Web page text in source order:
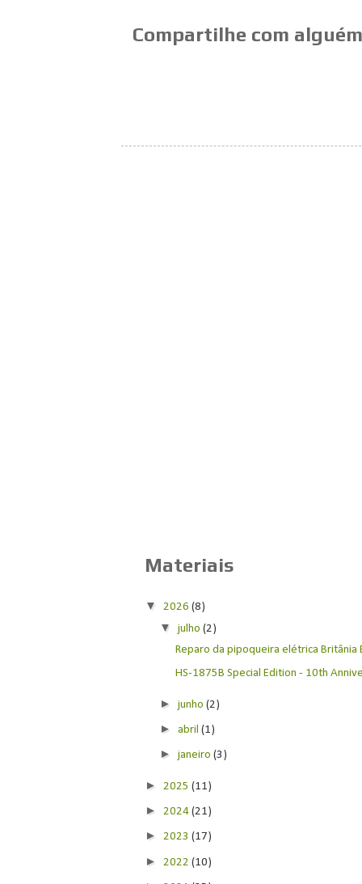
Compartilhe com
Materiais
▼ 2026(8)
▼julho(2)
Reparo da pipoqueira elétrica Britânia
HS-1875B Special Edition - 10th
►junho(2)
►abril(1)
►janeiro(3)
► 2025(11)
► 2024(21)
► 2023(17)
► 2022(10)